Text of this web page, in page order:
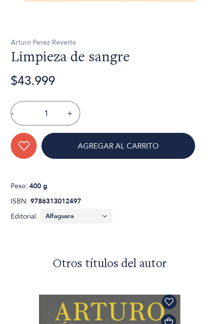
Arturo Perez Reverte
Limpieza de sangre
$43.999
- +
AGREGAR AL CARRITO
Peso:400 g
ISBN:9786313012497
Editorial:
Otros títulos del autor